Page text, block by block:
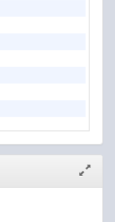
janela